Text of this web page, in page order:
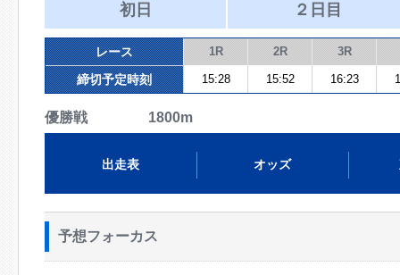
初日 ２日目
レース 1R 2R 3R
締切予定時刻 15:28 15:52 16:23
優勝戦 1800m
出走表 オッズ
予想フォーカス